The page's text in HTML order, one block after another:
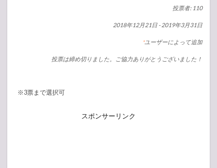
投票者: 110
2018年12月21日 -2019年3月31日
*ユーザーによって追加
投票は締め切りました。ご協力ありがとうございました！
※3票まで選択可
スポンサーリンク